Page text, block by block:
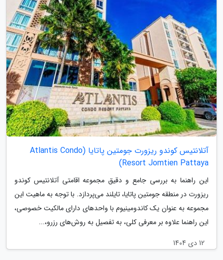
آتلانتیس کوندو ریزورت جومتین پاتایا (Atlantis Condo
Resort Jomtien Pattaya)
این راهنما به بررسی جامع و دقیق مجموعه اقامتی آتلانتیس کوندو
ریزورت در منطقه جومتین پاتایا، تایلند می‌پردازد. با توجه به ماهیت این
مجموعه به عنوان یک کاندومینیوم با واحدهای دارای مالکیت خصوصی،
این راهنما علاوه بر معرفی کلی، به تفصیل به روش‌های رزرو،...
12 دی 1404